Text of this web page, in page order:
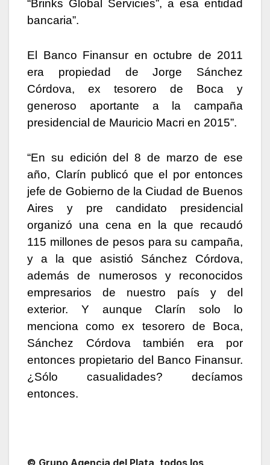
“Brinks Global Servicies”, a esa entidad
bancaria”.
El Banco Finansur en octubre de 2011
era propiedad de Jorge Sánchez
Córdova, ex tesorero de Boca y
generoso aportante a la campaña
presidencial de Mauricio Macri en 2015”.
“En su edición del 8 de marzo de ese
año, Clarín publicó que el por entonces
jefe de Gobierno de la Ciudad de Buenos
Aires y pre candidato presidencial
organizó una cena en la que recaudó
115 millones de pesos para su campaña,
y a la que asistió Sánchez Córdova,
además de numerosos y reconocidos
empresarios de nuestro país y del
exterior. Y aunque Clarín solo lo
menciona como ex tesorero de Boca,
Sánchez Córdova también era por
entonces propietario del Banco Finansur.
¿Sólo casualidades? decíamos
entonces.
© Grupo Agencia del Plata , todos los